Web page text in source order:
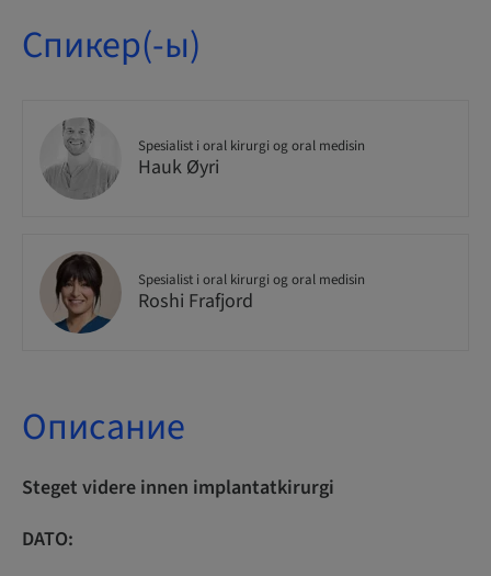
Спикер(-ы)
Spesialist i oral kirurgi og oral medisin
Hauk Øyri
Spesialist i oral kirurgi og oral medisin
Roshi Frafjord
Описание
Steget videre innen implantatkirurgi
DATO: